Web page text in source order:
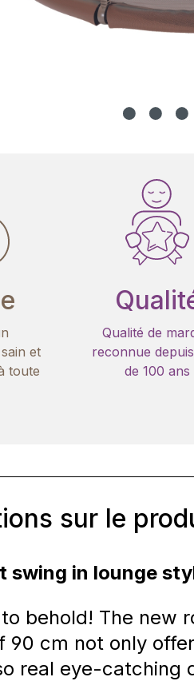
et
toute
Qualité de
reconnue
de 100 ans
sur le
swing in lounge
behold! The new
90 cm not only
real eye-catching